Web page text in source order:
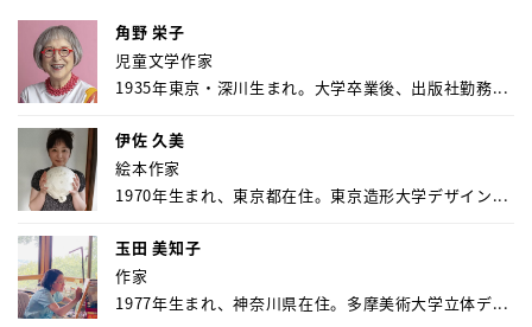
角野 栄子
児童文学作家
1935年東京・深川生まれ。大学卒業後、出版社勤務...
伊佐 久美
絵本作家
1970年生まれ、東京都在住。東京造形大学デザイン...
玉田 美知子
作家
1977年生まれ、神奈川県在住。多摩美術大学立体デ...